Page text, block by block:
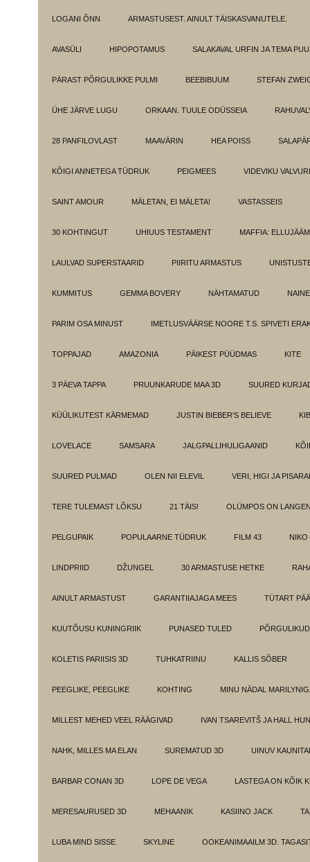
LOGANI ÕNN ARMASTUSEST. AINULT TÄISKASVANUTELE.
AVASÜLI HIPOPOTAMUS SALAKAVAL URFIN JA TEMA
PÄRAST PÕRGULIKKE PULMI BEEBIBUUM STEFAN
ÜHE JÄRVE LUGU ORKAAN. TUULE ODÜSSEIA
28 PANFILOVLAST MAAVÄRIN HEA POISS
KÕIGI ANNETEGA TÜDRUK PEIGMEES VIDEVIKU
SAINT AMOUR MÄLETAN, EI MÄLETA! VASTASSEIS
30 KOHTINGUT UHIUUS TESTAMENT MAFFIA:
LAULVAD SUPERSTAARID PIIRITU ARMASTUS
KUMMITUS GEMMA BOVERY NÄHTAMATUD
PARIM OSA MINUST IMETLUSVÄÄRSE NOORE T.S. SPIVETI
TOPPAJAD AMAZONIA PÄIKEST PÜÜDMAS KITE
3 PÄEVA TAPPA PRUUNKARUDE MAA 3D SUURED
KÜÜLIKUTEST KÄRMEMAD JUSTIN BIEBER'S BELIEVE
LOVELACE SAMSARA JALGPALLIHULIGAANID
SUURED PULMAD OLEN NII ELEVIL VERI, HIGI JA
TERE TULEMAST LÕKSU 21 TÄIS! OLÜMPOS ON
PELGUPAIK POPULAARNE TÜDRUK FILM 43 NIKO
LINDPRIID DŽUNGEL 30 ARMASTUSE HETKE
AINULT ARMASTUST GARANTIIAJAGA MEES TÜTART
KUUTÕUSU KUNINGRIIK PUNASED TULED
KOLETIS PARIISIS 3D TUHKATRIINU KALLIS SÕBER
PEEGLIKE, PEEGLIKE KOHTING MINU NÄDAL
MILLEST MEHED VEEL RÄÄGIVAD IVAN TSAREVITŠ JA HALL
NAHK, MILLES MA ELAN SUREMATUD 3D UINUV
BARBAR CONAN 3D LOPE DE VEGA LASTEGA ON KÕIK
MERESAURUSED 3D MEHAANIK KASIINO JACK
LUBA MIND SISSE SKYLINE OOKEANIMAAILM 3D.